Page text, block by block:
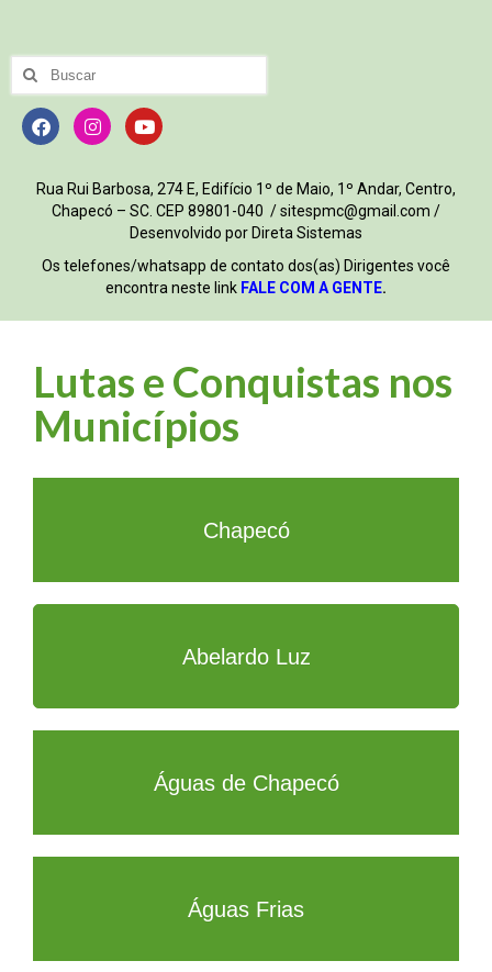
Rua Rui Barbosa, 274 E, Edifício 1º de Maio, 1º Andar, Centro,
Chapecó – SC. CEP 89801-040 / sitespmc@gmail.com /
Desenvolvido por Direta Sistemas
Os telefones/whatsapp de contato dos(as) Dirigentes você
encontra neste link FALE COM A GENTE.
Lutas e Conquistas nos
Municípios
Chapecó
Abelardo Luz
Águas de Chapecó
Águas Frias